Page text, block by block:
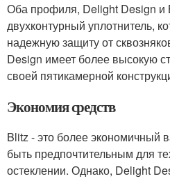
Оба профиля, Delight Design и
двухконтурный уплотнитель,
надежную защиту от
Design имеет более высокую
своей пятикамерной
Экономия средств
Blitz - это более экономичный
быть предпочтительным для
остеклении. Однако, Delight